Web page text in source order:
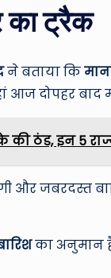
का ट्रैक
ने बताया कि
आज दोपहर
ठंड, इन 5
और जबरदस्त
का अनुमान